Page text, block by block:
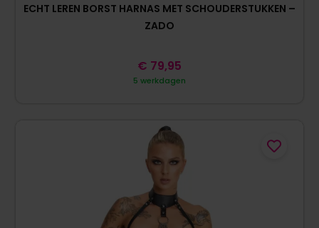
ECHT LEREN BORST HARNAS MET SCHOUDERSTUKKEN –
ZADO
5 werkdagen
€ 79,95